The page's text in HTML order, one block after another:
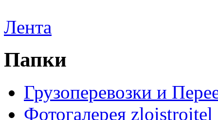
Лента
Папки
Грузоперевозки и
Фотогалерея zloistroitel